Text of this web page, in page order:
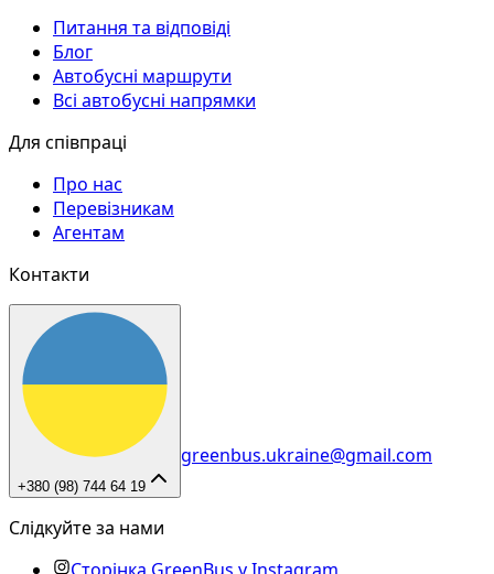
Питання та відповіді
Блог
Автобусні маршрути
Всі автобусні напрямки
Для співпраці
Про нас
Перевізникам
Агентам
Контакти
+380 (98) 744 64 19
greenbus.ukraine@gmail.com
Слідкуйте за нами